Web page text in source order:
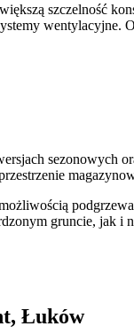
szczelność
sezonowych
gruncie, jak
Łuków